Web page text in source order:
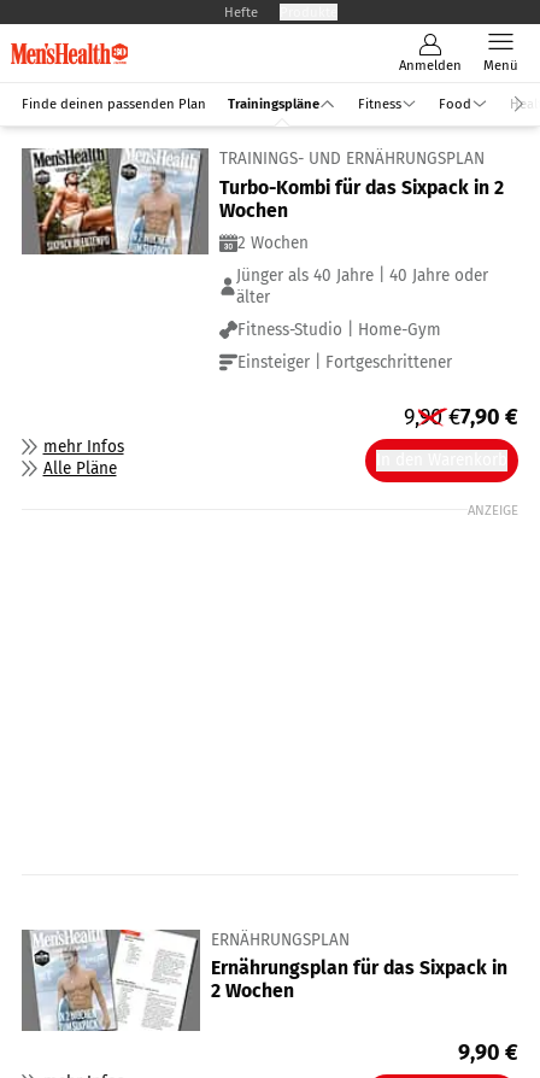
Hefte
Anmelden Menü
Finde deinen passenden Plan Trainingspläne Fitness Food
TRAININGS- UND ERNÄHRUNGSPLAN
Turbo-Kombi für das Sixpack in 2
Wochen
2 Wochen
Jünger als 40 Jahre | 40 Jahre oder
älter
Fitness-Studio | Home-Gym
Einsteiger | Fortgeschrittener
mehr Infos
Alle Pläne
9,90€7,90 €
ANZEIGE
ERNÄHRUNGSPLAN
Ernährungsplan für das Sixpack in
2 Wochen
9,90 €